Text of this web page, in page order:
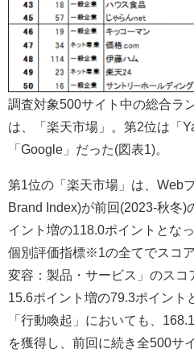
調査対象500サイト中の総合ラ
は、「楽天市場」。第2位は「
「Google」だった(図表1)。
第1位の「楽天市場」は、Web
Brand Index)が前回(2023-秋冬)
イント増の118.0ポイントとな
個別評価指標※1の全てでスコ
変容：製品・サービス」のスコ
15.6ポイント増の79.3ポイント
「行動喚起」においても、
を獲得し、前回に続き全500サ